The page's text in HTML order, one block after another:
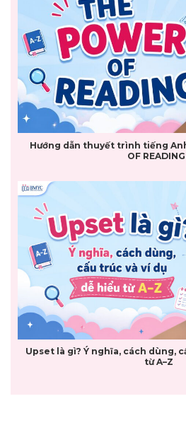
Hướng dẫn thuyết trình tiếng Anh
OF
Upset là gì? Ý nghĩa, cách dùng,
từ A–Z